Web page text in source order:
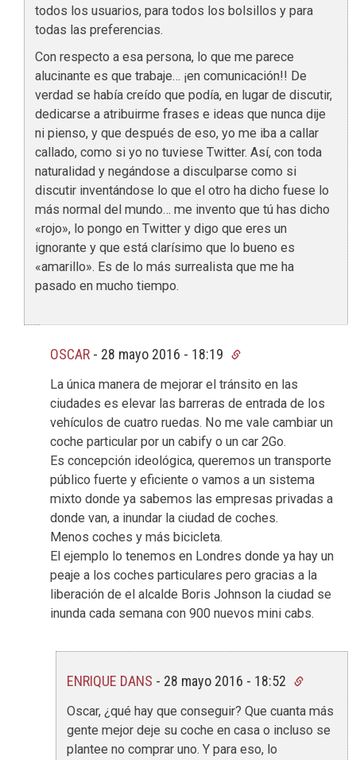
todos los usuarios, para todos los bolsillos y para
todas las preferencias.
Con respecto a esa persona, lo que me parece
alucinante es que trabaje… ¡en comunicación!! De
verdad se había creído que podía, en lugar de discutir,
dedicarse a atribuirme frases e ideas que nunca dije
ni pienso, y que después de eso, yo me iba a callar
callado, como si yo no tuviese Twitter. Así, con toda
naturalidad y negándose a disculparse como si
discutir inventándose lo que el otro ha dicho fuese lo
más normal del mundo… me invento que tú has dicho
«rojo», lo pongo en Twitter y digo que eres un
ignorante y que está clarísimo que lo bueno es
«amarillo». Es de lo más surrealista que me ha
pasado en mucho tiempo.
OSCAR - 28 mayo 2016 - 18:19
La única manera de mejorar el tránsito en las
ciudades es elevar las barreras de entrada de los
vehículos de cuatro ruedas. No me vale cambiar un
coche particular por un cabify o un car 2Go.
Es concepción ideológica, queremos un transporte
público fuerte y eficiente o vamos a un sistema
mixto donde ya sabemos las empresas privadas a
donde van, a inundar la ciudad de coches.
Menos coches y más bicicleta.
El ejemplo lo tenemos en Londres donde ya hay un
peaje a los coches particulares pero gracias a la
liberación de el alcalde Boris Johnson la ciudad se
inunda cada semana con 900 nuevos mini cabs.
ENRIQUE DANS - 28 mayo 2016 - 18:52
Oscar, ¿qué hay que conseguir? Que cuanta más
gente mejor deje su coche en casa o incluso se
plantee no comprar uno. Y para eso, lo